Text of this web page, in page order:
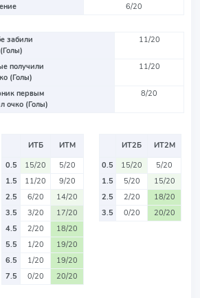
6/20
забили
(Голы)
11/20
получили
(Голы)
11/20
первым
очко (Голы)
8/20
ИТБ
ИТМ
0.5
15/20
5/20
1.5
11/20
9/20
2.5
6/20
14/20
3.5
3/20
17/20
4.5
2/20
18/20
5.5
1/20
19/20
6.5
1/20
19/20
7.5
0/20 20/20
ИТ2Б
ИТ2М
0.5
15/20
5/20
1.5
5/20
15/20
2.5
2/20
18/20
3.5
0/20 20/20